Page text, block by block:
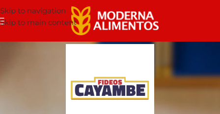
Skip to navigation
Skip to main content